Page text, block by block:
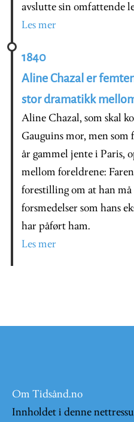
avslutte sin omfattende
Les mer
1840
Aline Chazal er
stor dramatikk
Aline Chazal, som skal
Gauguins mor, men
år gammel jente i Paris,
mellom foreldrene:
forestilling om at han må
forsmedelser som hans
har påført ham.
Les mer
Om Tidsånd.no
Innholdet i denne